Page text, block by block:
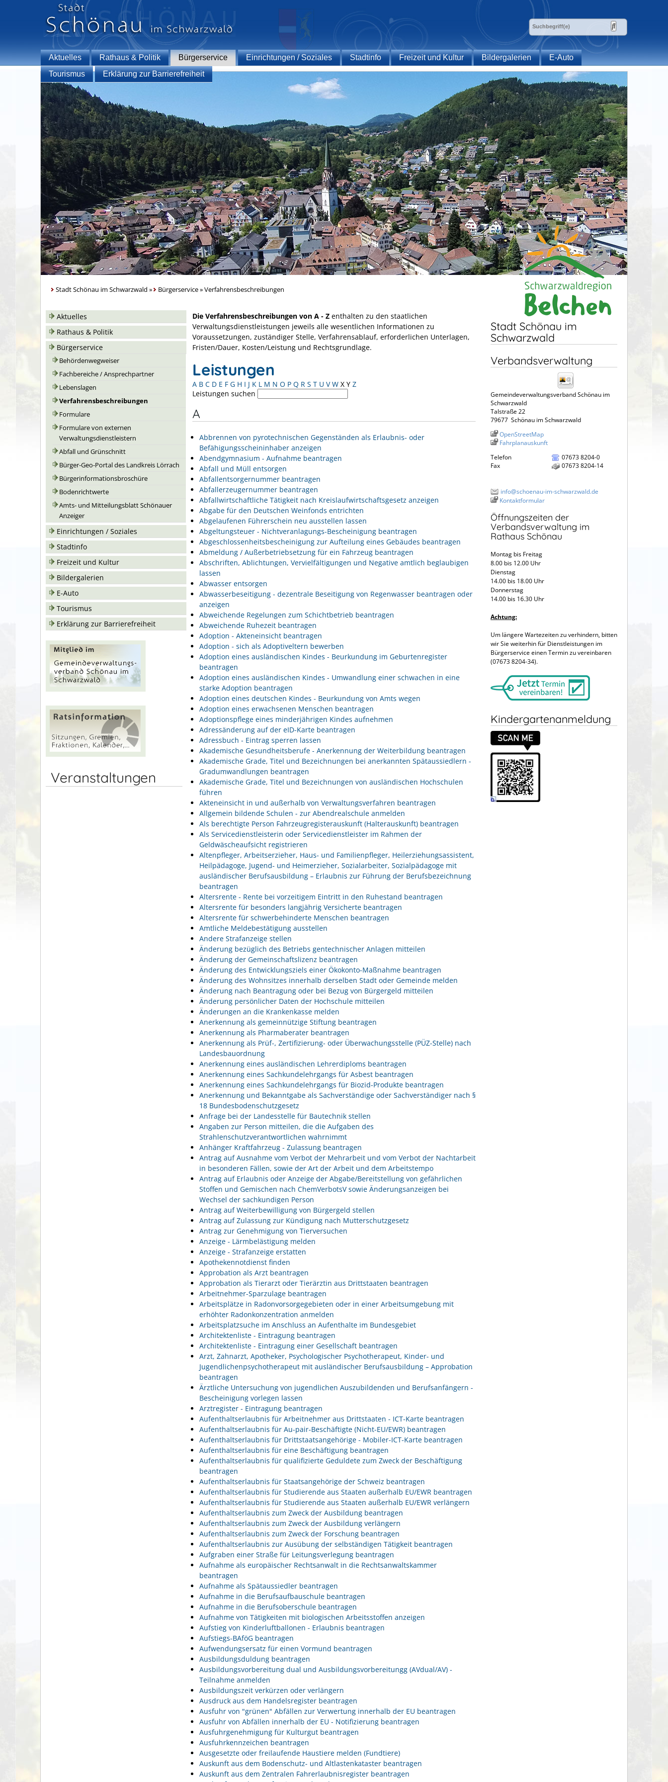
Aktuelles Rathaus & Politik Bürgerservice Einrichtungen / Soziales Stadtinfo Freizeit und Kultur Bildergalerien
E-Auto
Tourismus
Erklärung zur Barrierefreiheit
Stadt Schönau im Schwarzwald » Bürgerservice»Verfahrensbeschreibungen
Aktuelles
Rathaus & Politik
Bürgerservice
Behördenwegweiser
Fachbereiche / Ansprechpartner
Lebenslagen
Verfahrensbeschreibungen
Formulare
Formulare von externen
Verwaltungsdienstleistern
Abfall und Grünschnitt
Bürger-Geo-Portal des Landkreis Lörrach
Bürgerinformationsbroschüre
Bodenrichtwerte
Amts- und Mitteilungsblatt Schönauer
Anzeiger
Einrichtungen / Soziales
Stadtinfo
Freizeit und Kultur
Bildergalerien
E-Auto
Tourismus
Erklärung zur Barrierefreiheit
Veranstaltungen
Die Verfahrensbeschreibungen von A - Z enthalten zu den staatlichen
Verwaltungsdienstleistungen jeweils alle wesentlichen Informationen zu
Voraussetzungen, zuständiger Stelle, Verfahrensablauf, erforderlichen Unterlagen,
Fristen/Dauer, Kosten/Leistung und Rechtsgrundlage.
Leistungen
A B C D E F G H I J K L M N O P Q R S T U V W X Y Z
Leistungen suchen
A
Abbrennen von pyrotechnischen Gegenständen als Erlaubnis- oder
Befähigungsscheininhaber anzeigen
Abendgymnasium - Aufnahme beantragen
Abfall und Müll entsorgen
Abfallentsorgernummer beantragen
Abfallerzeugernummer beantragen
Abfallwirtschaftliche Tätigkeit nach Kreislaufwirtschaftsgesetz anzeigen
Abgabe für den Deutschen Weinfonds entrichten
Abgelaufenen Führerschein neu ausstellen lassen
Abgeltungsteuer - Nichtveranlagungs-Bescheinigung beantragen
Abgeschlossenheitsbescheinigung zur Aufteilung eines Gebäudes beantragen
Abmeldung / Außerbetriebsetzung für ein Fahrzeug beantragen
Abschriften, Ablichtungen, Vervielfältigungen und Negative amtlich beglaubigen
lassen
Abwasser entsorgen
Abwasserbeseitigung - dezentrale Beseitigung von Regenwasser beantragen oder
anzeigen
Abweichende Regelungen zum Schichtbetrieb beantragen
Abweichende Ruhezeit beantragen
Adoption - Akteneinsicht beantragen
Adoption - sich als Adoptiveltern bewerben
Adoption eines ausländischen Kindes - Beurkundung im Geburtenregister
beantragen
Adoption eines ausländischen Kindes - Umwandlung einer schwachen in eine
starke Adoption beantragen
Adoption eines deutschen Kindes - Beurkundung von Amts wegen
Adoption eines erwachsenen Menschen beantragen
Adoptionspflege eines minderjährigen Kindes aufnehmen
Adressänderung auf der eID-Karte beantragen
Adressbuch - Eintrag sperren lassen
Akademische Gesundheitsberufe - Anerkennung der Weiterbildung beantragen
Akademische Grade, Titel und Bezeichnungen bei anerkannten Spätaussiedlern -
Gradumwandlungen beantragen
Akademische Grade, Titel und Bezeichnungen von ausländischen Hochschulen
führen
Akteneinsicht in und außerhalb von Verwaltungsverfahren beantragen
Allgemein bildende Schulen - zur Abendrealschule anmelden
Als berechtigte Person Fahrzeugregisterauskunft (Halterauskunft) beantragen
Als Servicedienstleisterin oder Servicedienstleister im Rahmen der
Geldwäscheaufsicht registrieren
Altenpfleger, Arbeitserzieher, Haus- und Familienpfleger, Heilerziehungsassistent,
Heilpädagoge, Jugend- und Heimerzieher, Sozialarbeiter, Sozialpädagoge mit
ausländischer Berufsausbildung – Erlaubnis zur Führung der Berufsbezeichnung
beantragen
Altersrente - Rente bei vorzeitigem Eintritt in den Ruhestand beantragen
Altersrente für besonders langjährig Versicherte beantragen
Altersrente für schwerbehinderte Menschen beantragen
Amtliche Meldebestätigung ausstellen
Andere Strafanzeige stellen
Änderung bezüglich des Betriebs gentechnischer Anlagen mitteilen
Änderung der Gemeinschaftslizenz beantragen
Änderung des Entwicklungsziels einer Ökokonto-Maßnahme beantragen
Änderung des Wohnsitzes innerhalb derselben Stadt oder Gemeinde melden
Änderung nach Beantragung oder bei Bezug von Bürgergeld mitteilen
Änderung persönlicher Daten der Hochschule mitteilen
Änderungen an die Krankenkasse melden
Anerkennung als gemeinnützige Stiftung beantragen
Anerkennung als Pharmaberater beantragen
Anerkennung als Prüf-, Zertifizierung- oder Überwachungsstelle (PÜZ-Stelle) nach
Landesbauordnung
Anerkennung eines ausländischen Lehrerdiploms beantragen
Anerkennung eines Sachkundelehrgangs für Asbest beantragen
Anerkennung eines Sachkundelehrgangs für Biozid-Produkte beantragen
Anerkennung und Bekanntgabe als Sachverständige oder Sachverständiger nach §
18 Bundesbodenschutzgesetz
Anfrage bei der Landesstelle für Bautechnik stellen
Angaben zur Person mitteilen, die die Aufgaben des
Strahlenschutzverantwortlichen wahrnimmt
Anhänger Kraftfahrzeug - Zulassung beantragen
Antrag auf Ausnahme vom Verbot der Mehrarbeit und vom Verbot der Nachtarbeit
in besonderen Fällen, sowie der Art der Arbeit und dem Arbeitstempo
Antrag auf Erlaubnis oder Anzeige der Abgabe/Bereitstellung von gefährlichen
Stoffen und Gemischen nach ChemVerbotsV sowie Änderungsanzeigen bei
Wechsel der sachkundigen Person
Antrag auf Weiterbewilligung von Bürgergeld stellen
Antrag auf Zulassung zur Kündigung nach Mutterschutzgesetz
Antrag zur Genehmigung von Tierversuchen
Anzeige - Lärmbelästigung melden
Anzeige - Strafanzeige erstatten
Apothekennotdienst finden
Approbation als Arzt beantragen
Approbation als Tierarzt oder Tierärztin aus Drittstaaten beantragen
Arbeitnehmer-Sparzulage beantragen
Arbeitsplätze in Radonvorsorgegebieten oder in einer Arbeitsumgebung mit
erhöhter Radonkonzentration anmelden
Arbeitsplatzsuche im Anschluss an Aufenthalte im Bundesgebiet
Architektenliste - Eintragung beantragen
Architektenliste - Eintragung einer Gesellschaft beantragen
Arzt, Zahnarzt, Apotheker, Psychologischer Psychotherapeut, Kinder- und
Jugendlichenpsychotherapeut mit ausländischer Berufsausbildung – Approbation
beantragen
Ärztliche Untersuchung von jugendlichen Auszubildenden und Berufsanfängern -
Bescheinigung vorlegen lassen
Arztregister - Eintragung beantragen
Aufenthaltserlaubnis für Arbeitnehmer aus Drittstaaten - ICT-Karte beantragen
Aufenthaltserlaubnis für Au-pair-Beschäftigte (Nicht-EU/EWR) beantragen
Aufenthaltserlaubnis für Drittstaatsangehörige - Mobiler-ICT-Karte beantragen
Aufenthaltserlaubnis für eine Beschäftigung beantragen
Aufenthaltserlaubnis für qualifizierte Geduldete zum Zweck der Beschäftigung
beantragen
Aufenthaltserlaubnis für Staatsangehörige der Schweiz beantragen
Aufenthaltserlaubnis für Studierende aus Staaten außerhalb EU/EWR beantragen
Aufenthaltserlaubnis für Studierende aus Staaten außerhalb EU/EWR verlängern
Aufenthaltserlaubnis zum Zweck der Ausbildung beantragen
Aufenthaltserlaubnis zum Zweck der Ausbildung verlängern
Aufenthaltserlaubnis zum Zweck der Forschung beantragen
Aufenthaltserlaubnis zur Ausübung der selbständigen Tätigkeit beantragen
Aufgraben einer Straße für Leitungsverlegung beantragen
Aufnahme als europäischer Rechtsanwalt in die Rechtsanwaltskammer
beantragen
Aufnahme als Spätaussiedler beantragen
Aufnahme in die Berufsaufbauschule beantragen
Aufnahme in die Berufsoberschule beantragen
Aufnahme von Tätigkeiten mit biologischen Arbeitsstoffen anzeigen
Aufstieg von Kinderluftballonen - Erlaubnis beantragen
Aufstiegs-BAföG beantragen
Aufwendungsersatz für einen Vormund beantragen
Ausbildungsduldung beantragen
Ausbildungsvorbereitung dual und Ausbildungsvorbereitungg (AVdual/AV) -
Teilnahme anmelden
Ausbildungszeit verkürzen oder verlängern
Ausdruck aus dem Handelsregister beantragen
Ausfuhr von "grünen" Abfällen zur Verwertung innerhalb der EU beantragen
Ausfuhr von Abfällen innerhalb der EU - Notifizierung beantragen
Ausfuhrgenehmigung für Kulturgut beantragen
Ausfuhrkennzeichen beantragen
Ausgesetzte oder freilaufende Haustiere melden (Fundtiere)
Auskunft aus dem Bodenschutz- und Altlastenkataster beantragen
Auskunft aus dem Zentralen Fahrerlaubnisregister beantragen
Stadt Schönau im
Schwarzwald
Verbandsverwaltung
Gemeindeverwaltungsverband Schönau im
Schwarzwald
Talstraße 22
79677 Schönau im Schwarzwald
OpenStreetMap
Fahrplanauskunft
Telefon
07673 8204-0
Fax
07673 8204-14
info@schoenau-im-schwarzwald.de
Kontaktformular
Öffnungszeiten der
Verbandsverwaltung im
Rathaus Schönau
Montag bis Freitag
8.00 bis 12.00 Uhr
Dienstag
14.00 bis 18.00 Uhr
Donnerstag
14.00 bis 16.30 Uhr
Achtung:
Um längere Wartezeiten zu verhindern, bitten
wir Sie weiterhin für Dienstleistungen im
Bürgerservice einen Termin zu vereinbaren
(07673 8204-34).
Kindergartenanmeldung